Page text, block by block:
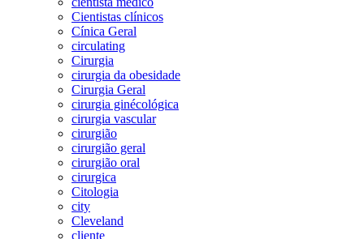
Cientistas clínicos
Cínica Geral
circulating
Cirurgia
cirurgia da obesidade
Cirurgia Geral
cirurgia ginécológica
cirurgia vascular
cirurgião
cirurgião geral
cirurgião oral
cirurgica
Citologia
city
Cleveland
cliente